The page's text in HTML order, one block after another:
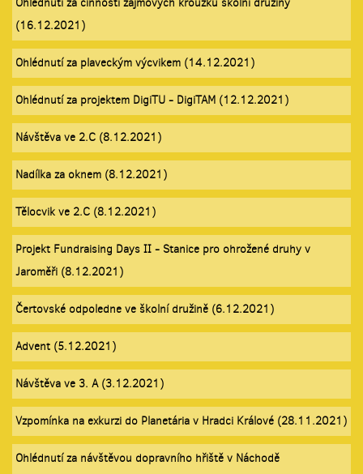
(16.12.2021)
Ohlédnutí za plaveckým výcvikem (14.12.2021)
Ohlédnutí za projektem DigiTU - DigiTAM (12.12.2021)
Návštěva ve 2.C (8.12.2021)
Nadílka za oknem (8.12.2021)
Tělocvik ve 2.C (8.12.2021)
Projekt Fundraising Days II - Stanice pro ohrožené druhy v
Jaroměři (8.12.2021)
Čertovské odpoledne ve školní družině (6.12.2021)
Advent (5.12.2021)
Návštěva ve 3. A (3.12.2021)
Vzpomínka na exkurzi do Planetária v Hradci Králové (28.11.2021)
Ohlédnutí za návštěvou dopravního hřiště v Náchodě